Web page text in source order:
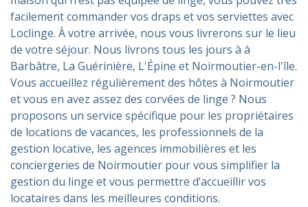
facilement commander vos draps et vos serviettes avec
Loclinge. À votre arrivée, nous vous livrerons sur le lieu
de votre séjour. Nous livrons tous les jours à à
Barbâtre, La Guérinière, L'Épine et Noirmoutier-en-l'île.
Vous accueillez régulièrement des hôtes à Noirmoutier
et vous en avez assez des corvées de linge ? Nous
proposons un service spécifique pour les propriétaires
de locations de vacances, les professionnels de la
gestion locative, les agences immobilières et les
conciergeries de Noirmoutier pour vous simplifier la
gestion du linge et vous permettre d’accueillir vos
locataires dans les meilleures conditions.